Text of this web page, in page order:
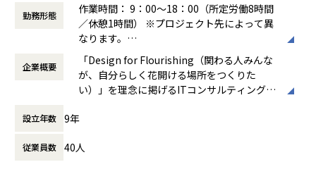
＜ネットワーク部門 想定キャリアパス＞
運用保守 → 構築 → 設計 → セキュリティ・コンサルティング
件を決定します。
「構築に行きたい」「設計に挑戦したい」「セキュリティ分
野を経験したい」などの
運用保守 → 構築 → 設計 → クラウド
勤務形態
作業時間： 9：00～18：00（所定労働8時間
／休憩1時間） ※プロジェクト先によって異
なります。
働き方：
固定時間制（9時～18時、10時～19
時など）
時間外労働の有無： 有（月平均0時間～20時
間）
休憩時間： 60分
企業概要
「Design for Flourishing（関わる人みんな
が、自分らしく花開ける場所をつくりた
い）」を理念に掲げるITコンサルティング・
客様をリードする」のではなく、「お客様と
長を通じてビジネス変革を実現することを目
設立年数 9年
従業員数 40人